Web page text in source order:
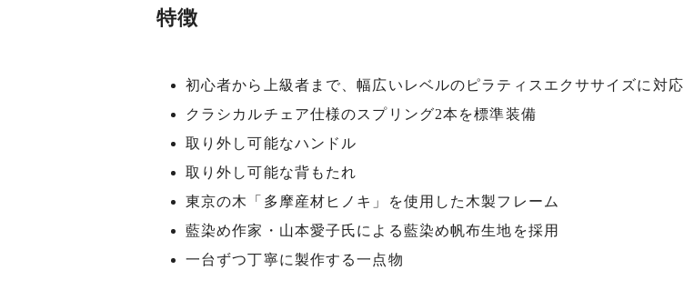
特徴
初心者から上級者まで、幅広いレベルのピラティスエクササイズに対応
クラシカルチェア仕様のスプリング2本を標準装備
取り外し可能なハンドル
取り外し可能な背もたれ
東京の木「多摩産材ヒノキ」を使用した木製フレーム
藍染め作家・山本愛子氏による藍染め帆布生地を採用
一台ずつ丁寧に製作する一点物